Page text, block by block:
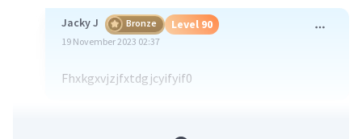
Jacky J Bronze Level 90
19 November 2023 02:37
Fhxkgxvjzjfxtdgjcyifyif0